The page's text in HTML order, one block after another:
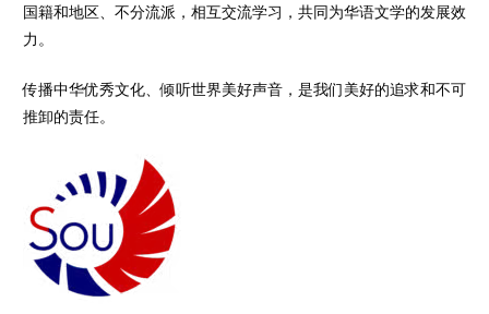
国籍和地区、不分流派，相互交流学习，共同为华语文学的发展效
力。
传播中华优秀文化、倾听世界美好声音，是我们美好的追求和不可
推卸的责任。